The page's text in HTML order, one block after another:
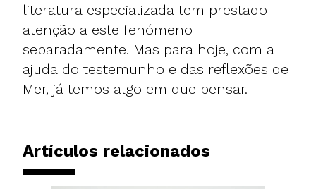
literatura especializada tem prestado
atenção a este fenómeno
separadamente. Mas para hoje, com a
ajuda do testemunho e das reflexões de
Mer, já temos algo em que pensar.
Artículos relacionados